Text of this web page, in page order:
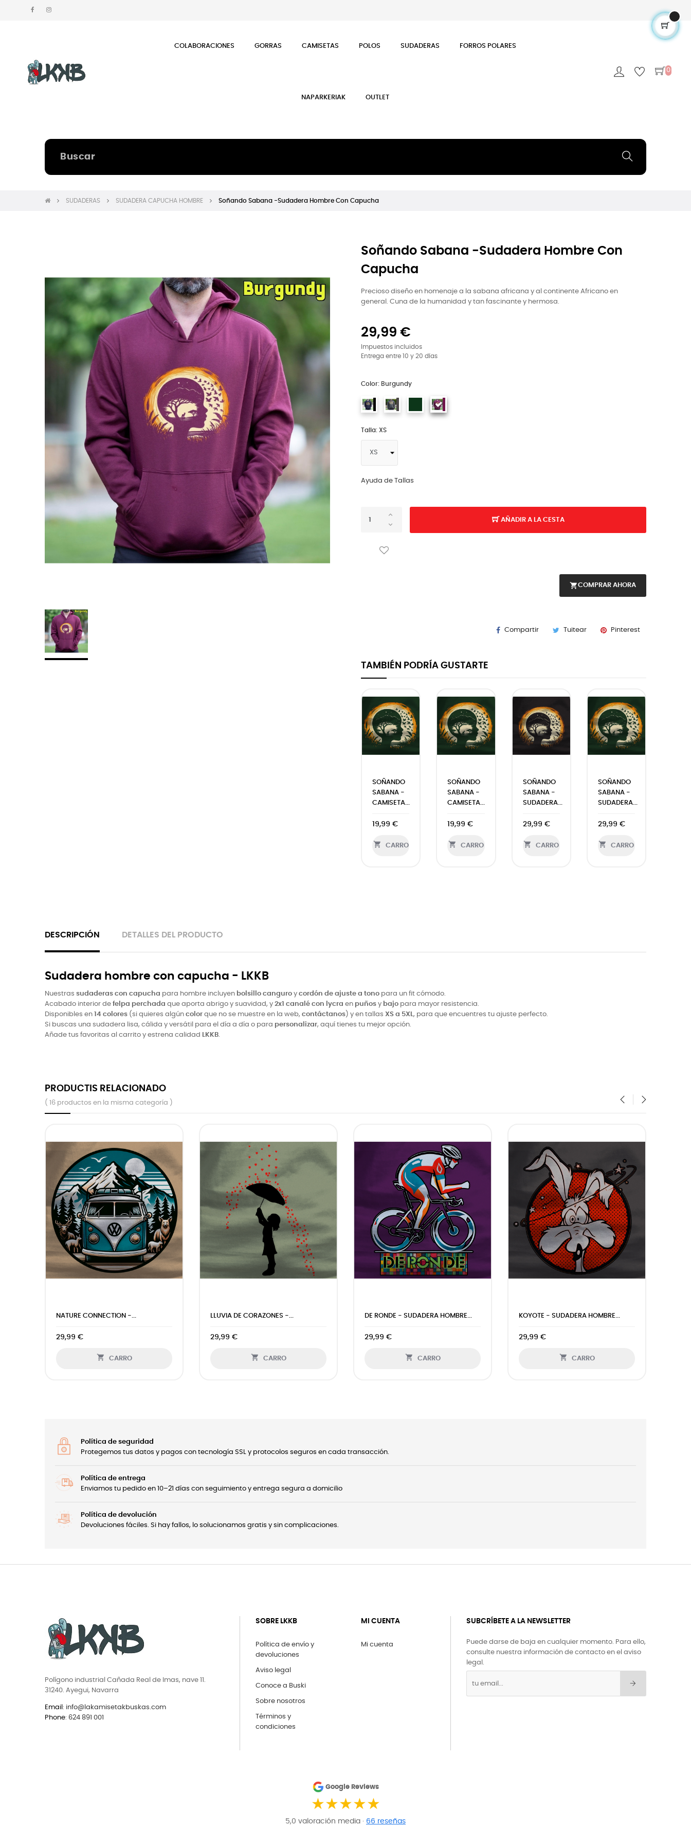
COLABORACIONES GORRAS CAMISETAS POLOS SUDADERAS FORROS POLARES
NAPARKERIAK OUTLET
0
SUDADERAS SUDADERA CAPUCHA HOMBRE Soñando Sabana -Sudadera Hombre Con Capucha
Soñando Sabana -Sudadera Hombre Con
Capucha
Precioso diseño en homenaje a la sabana africana y al continente Africano en
general. Cuna de la humanidad y tan fascinante y hermosa.
29,99 €
Impuestos incluidos
Entrega entre 10 y 20 días
Color: Burgundy
Talla: XS
Ayuda de Tallas
AÑADIR A LA CESTA
shopping_cartCOMPRAR AHORA
Compartir Tuitear Pinterest
TAMBIÉN PODRÍA GUSTARTE
SOÑANDO
SABANA -
CAMISETA...
19,99 €
 CARRO
SOÑANDO
SABANA -
CAMISETA...
19,99 €
 CARRO
SOÑANDO
SABANA -
SUDADERA...
29,99 €
 CARRO
SOÑANDO
SABANA -
SUDADERA...
29,99 €
 CARRO
DESCRIPCIÓN DETALLES DEL PRODUCTO
Sudadera hombre con capucha - LKKB
Nuestras sudaderas con capucha para hombre incluyen bolsillo canguro y cordón de ajuste a tono para un fit cómodo.
Acabado interior de felpa perchada que aporta abrigo y suavidad, y 2x1 canalé con lycra en puños y bajo para mayor resistencia.
Disponibles en 14 colores (si quieres algún color que no se muestre en la web, contáctanos) y en tallas XS a 5XL , para que encuentres tu ajuste perfecto.
Si buscas una sudadera lisa, cálida y versátil para el día a día o para personalizar, aquí tienes tu mejor opción.
Añade tus favoritas al carrito y estrena calidad
LKKB
PRODUCTIS RELACIONADO
( 16 productos en la misma categoría )
RAVEN - SUDADERA HOMBRE CON...
29,99 €
 CARRO
IMAGINE ALL - SUDADERA...
29,99 €
 CARRO
ESPIRAL - SUDADERA HOMBRE...
29,99 €
 CARRO
MTB II - SUDADERA HOMBRE...
29,99 €
 CARRO
Política de seguridad
Protegemos tus datos y pagos con tecnología SSL y protocolos seguros en cada transacción.
Política de entrega
Enviamos tu pedido en 10–21 días con seguimiento y entrega segura a domicilio
Política de devolución
Devoluciones fáciles. Si hay fallos, lo solucionamos gratis y sin complicaciones.
Polígono industrial Cañada Real de Imas, nave 11.
31240. Ayegui, Navarra
Email : info@lakamisetakbuskas.com
Phone: 624 891 001
SOBRE LKKB
Política de envío y
devoluciones
Aviso legal
Conoce a Buski
Sobre nosotros
Términos y
condiciones
MI CUENTA
Mi cuenta
SUBCRÍBETE A LA NEWSLETTER
Puede darse de baja en cualquier momento. Para ello,
consulte nuestra información de contacto en el aviso
legal.
Google Reviews
★★★★★
5,0 valoración media · 66 reseñas